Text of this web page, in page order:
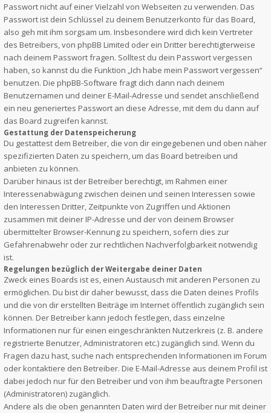
Passwort nicht auf einer Vielzahl von Webseiten zu verwenden. Das
Passwort ist dein Schlüssel zu deinem Benutzerkonto für das Board,
also geh mit ihm sorgsam um. Insbesondere wird dich kein Vertreter
des Betreibers, von phpBB Limited oder ein Dritter berechtigterweise
nach deinem Passwort fragen. Solltest du dein Passwort vergessen
haben, so kannst du die Funktion „Ich habe mein Passwort vergessen“
benutzen. Die phpBB-Software fragt dich dann nach deinem
Benutzernamen und deiner E-Mail-Adresse und sendet anschließend
ein neu generiertes Passwort an diese Adresse, mit dem du dann auf
das Board zugreifen kannst.
Gestattung der Datenspeicherung
Du gestattest dem Betreiber, die von dir eingegebenen und oben näher
spezifizierten Daten zu speichern, um das Board betreiben und
anbieten zu können.
Darüber hinaus ist der Betreiber berechtigt, im Rahmen einer
Interessenabwägung zwischen deinen und seinen Interessen sowie
den Interessen Dritter, Zeitpunkte von Zugriffen und Aktionen
zusammen mit deiner IP-Adresse und der von deinem Browser
übermittelter Browser-Kennung zu speichern, sofern dies zur
Gefahrenabwehr oder zur rechtlichen Nachverfolgbarkeit notwendig
ist.
Regelungen bezüglich der Weitergabe deiner Daten
Zweck eines Boards ist es, einen Austausch mit anderen Personen zu
ermöglichen. Du bist dir daher bewusst, dass die Daten deines Profils
und die von dir erstellten Beiträge im Internet öffentlich zugänglich sein
können. Der Betreiber kann jedoch festlegen, dass einzelne
Informationen nur für einen eingeschränkten Nutzerkreis (z. B. andere
registrierte Benutzer, Administratoren etc.) zugänglich sind. Wenn du
Fragen dazu hast, suche nach entsprechenden Informationen im Forum
oder kontaktiere den Betreiber. Die E-Mail-Adresse aus deinem Profil ist
dabei jedoch nur für den Betreiber und von ihm beauftragte Personen
(Administratoren) zugänglich.
Andere als die oben genannten Daten wird der Betreiber nur mit deiner